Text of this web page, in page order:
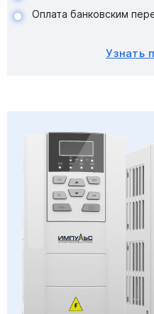
Оплата банковским
Узнать